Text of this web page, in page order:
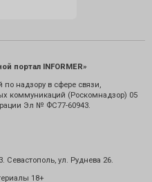
портал INFORMER»
надзору в сфере связи,
коммуникаций (Роскомнадзор) 05
Эл № ФС77-60943.
Севастополь, ул. Руднева 26.
18+